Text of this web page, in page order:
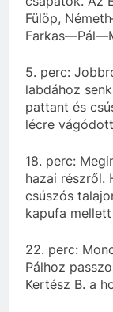
Fülöp,
5. perc:
labdához
pattant és
lécre
18. perc:
hazai részről.
csúszós
kapufa
22. perc:
Pálhoz
Kertész B. a